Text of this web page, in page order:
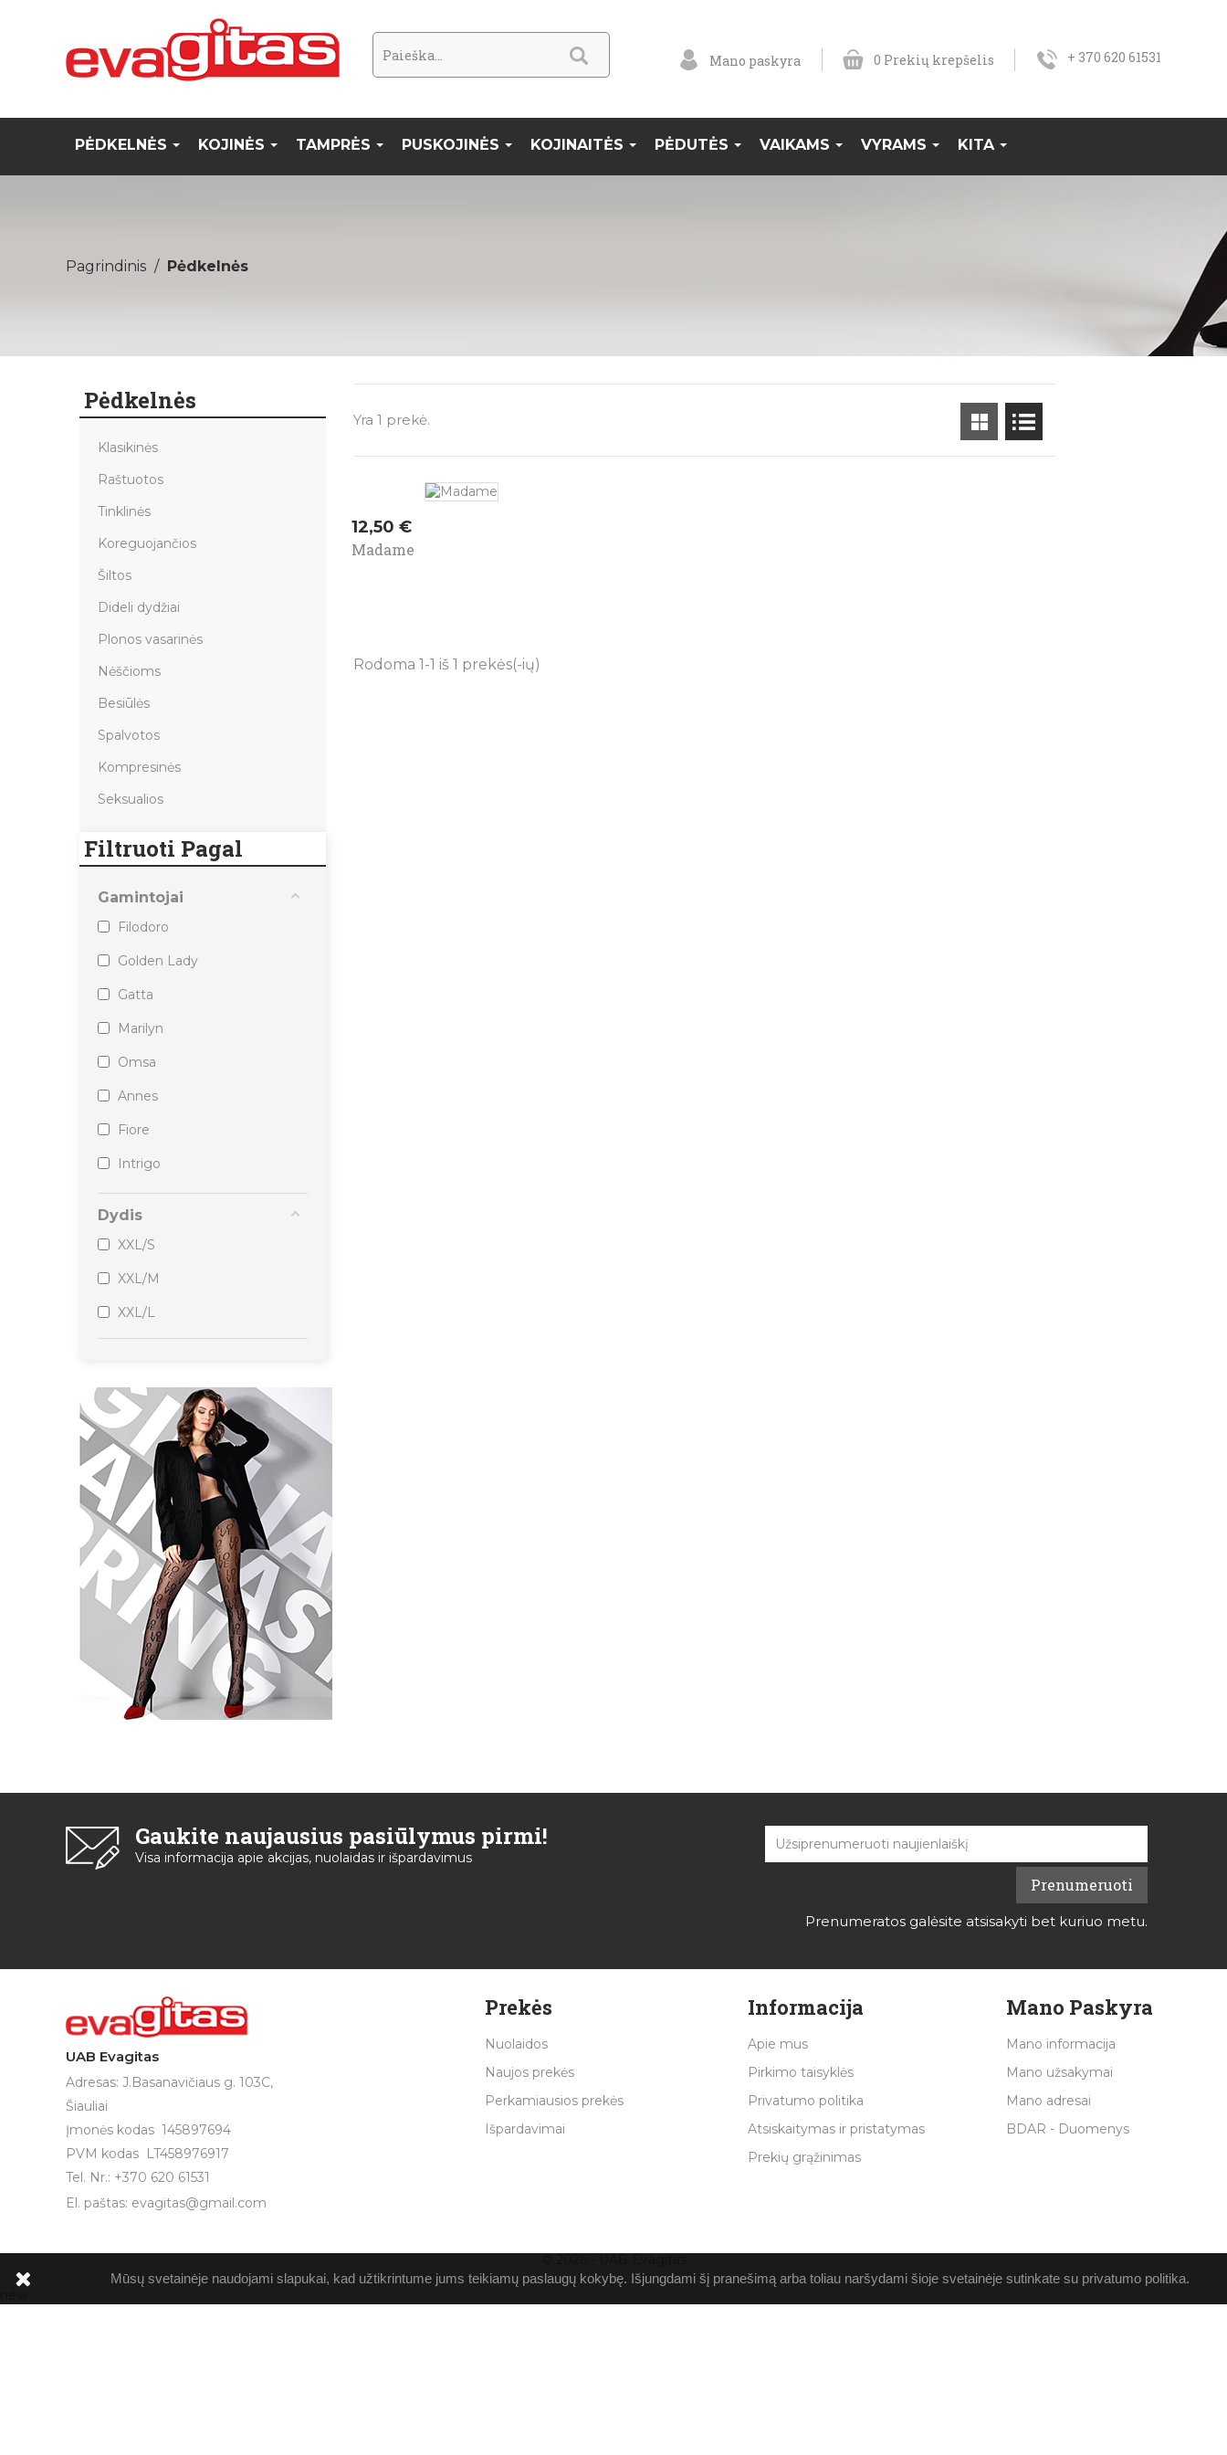
Mano paskyra 0 Prekių krepšelis + 370 620 61531
PĖDKELNĖS KOJINĖS TAMPRĖS PUSKOJINĖS KOJINAITĖS PĖDUTĖS VAIKAMS VYRAMS KITA
Pagrindinis Pėdkelnės
Pėdkelnės
Klasikinės
Raštuotos
Tinklinės
Koreguojančios
Šiltos
Dideli dydžiai
Plonos vasarinės
Nėščioms
Besiūlės
Spalvotos
Kompresinės
Seksualios
Filtruoti Pagal
Gamintojai
Filodoro
Golden Lady
Gatta
Marilyn
Omsa
Annes
Fiore
Intrigo
Knittex
Dydis
XXL/S
XXL/M
XXL/L
Yra 1 prekė.
Kaina
12,50 €
Madame
Rodoma 1-1 iš 1 prekės(-ių)
Gaukite naujausius pasiūlymus pirmi!
Visa informacija apie akcijas, nuolaidas ir išpardavimus
Prenumeratos galėsite atsisakyti bet kuriuo metu.
UAB Evagitas
Adresas: J.Basanavičiaus g. 103C,
Šiauliai
Įmonės kodas 145897694
PVM kodas LT458976917
Tel. Nr.: +370 620 61531
El. paštas: evagitas@gmail.com
Prekės
Nuolaidos
Naujos prekės
Perkamiausios prekės
Išpardavimai
Informacija
Apie mus
Pirkimo taisyklės
Privatumo politika
Atsiskaitymas ir pristatymas
Prekių grąžinimas
Mano Paskyra
Mano informacija
Mano užsakymai
Mano adresai
BDAR - Duomenys
Mūsų svetainėje naudojami slapukai, kad užtikrintume jums teikiamų paslaugų kokybę. Išjungdami šį pranešimą arba toliau naršydami šioje svetainėje sutinkate su privatumo politika.